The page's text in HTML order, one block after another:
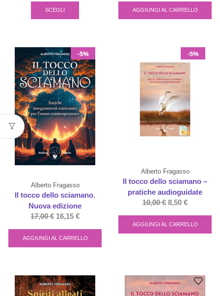
SCEGLI AGGIUNGI AL CARRELLO
-5%
Alberto Fragasso
Il tocco dello sciamano.
Nuova edizione
17,00€ 16,15 €
AGGIUNGI AL CARRELLO
-5%
Alberto Fragasso
Il tocco dello sciamano –
pratiche audioguidate
10,00€ 8,50 €
AGGIUNGI AL CARRELLO